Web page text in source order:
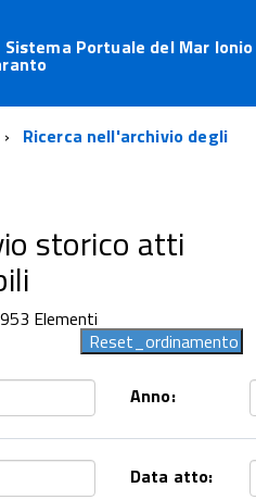
Portuale del Mar
Ricerca nell'archivio degli
storico atti
Elementi
Anno:
Data atto: